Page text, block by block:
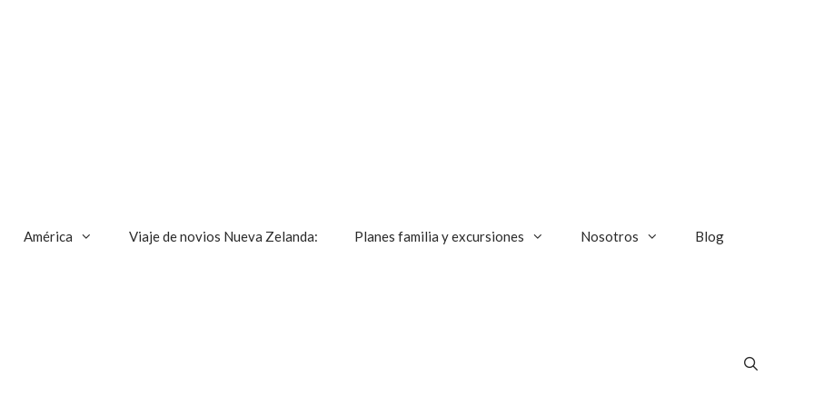
América Viaje de novios Nueva Zelanda: Planes familia y excursiones Nosotros Blog